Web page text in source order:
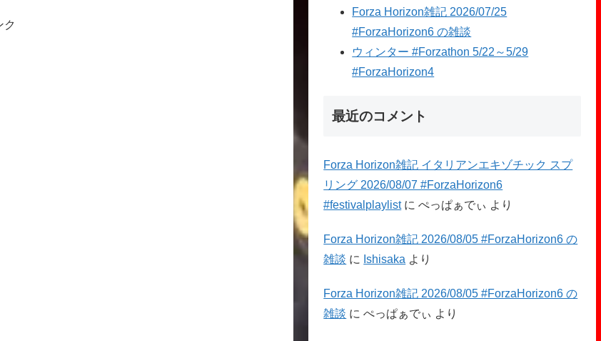
ク
Forza Horizon雑記 2026/07/25
#ForzaHorizon6 の雑談
ウィンター #Forzathon 5/22～5/29
#ForzaHorizon4
最近のコメント
Forza Horizon雑記 イタリアンエキゾチック スプ
リング 2026/08/07 #ForzaHorizon6
#festivalplaylistにぺっぱぁでぃ より
Forza Horizon雑記 2026/08/05 #ForzaHorizon6 の
雑談 に Ishisaka より
Forza Horizon雑記 2026/08/05 #ForzaHorizon6 の
雑談 にぺっぱぁでぃ より